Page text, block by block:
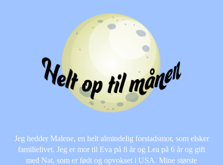
Jeg hedder Malene, en helt almindelig forstadsmor, som elsker
familielivet. Jeg er mor til Eva på 8 år og Lea på 6 år og gift
med Nat, som er født og opvokset i USA. Mine største